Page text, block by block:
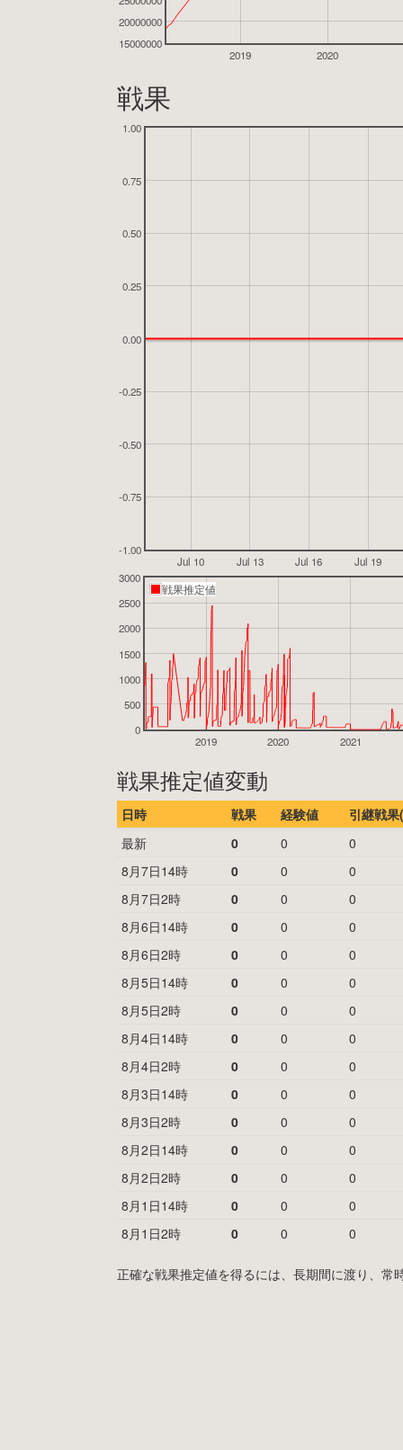
2019 2020
15000000
20000000
戦果
Jul 10 Jul 13 Jul 16 Jul 19
-1.00
-0.75
-0.50
-0.25
0.00
0.25
0.50
0.75
1.00
2019 2020 2021
0
500
1000
1500
2000
2500
3000
戦果推定値
戦果推定値変動
日時 戦果 経験値
引継戦
最新
0 0
0
8月7日14時
0 0
0
8月7日2時
0 0
0
8月6日14時
0 0
0
8月6日2時
0 0
0
8月5日14時
0 0
0
8月5日2時
0 0
0
8月4日14時
0 0
0
8月4日2時
0 0
0
8月3日14時
0 0
0
8月3日2時
0 0
0
8月2日14時
0 0
0
8月2日2時
0 0
0
8月1日14時
0 0
0
8月1日2時
0 0 0
正確な戦果推定値を得るには、長期間に渡り、